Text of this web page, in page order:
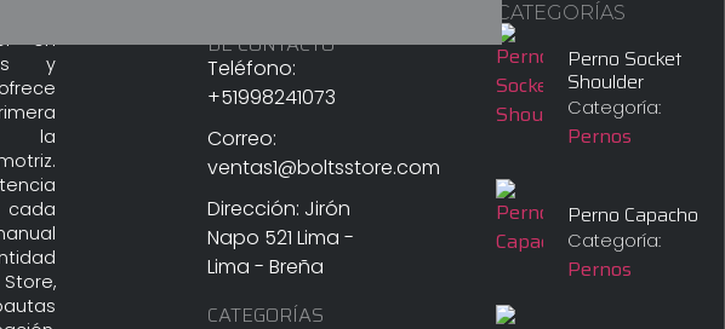
en
y
la
cada
DE CONTACTO
Teléfono:
+51998241073
Correo:
ventas1@boltsstore.com
Dirección: Jirón
Napo 521 Lima -
Lima - Breña
CATEGORÍAS
CATEGORÍAS
Perno Socket
Shoulder
Categoría:
Pernos
Perno Capacho
Categoría:
Pernos